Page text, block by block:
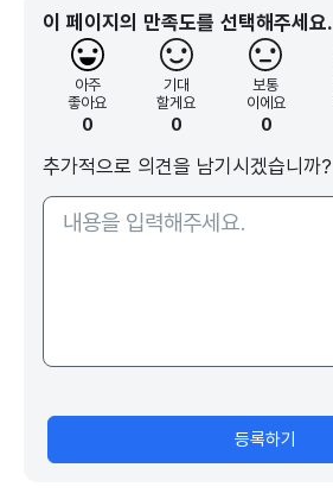
이 페이지의 만족도를 선택해주세요.
아주
좋아요
0
기대
할게요
0
보통
이에요
0
추가적으로 의견을 남기시겠습니까?
등록하기